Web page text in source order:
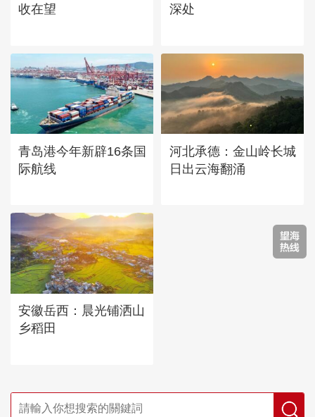
收在望
深处
青岛港今年新辟16条国
际航线
河北承德：金山岭长城
日出云海翻涌
安徽岳西：晨光铺洒山
乡稻田